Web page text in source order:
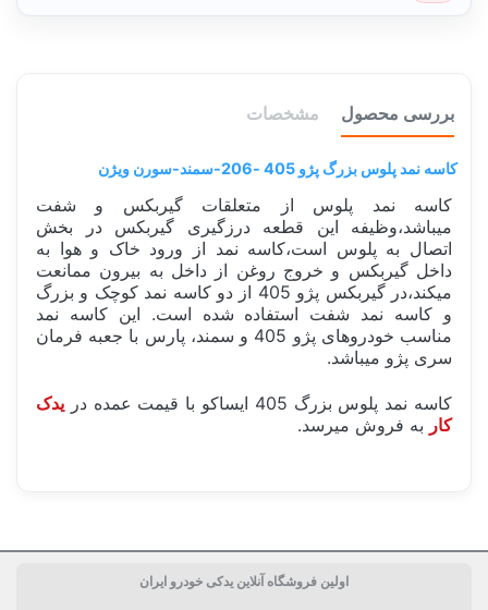
بررسی محصول مشخصات
کاسه نمد پلوس بزرگ پژو 405 -206-سمند-سورن ویژن
کاسه نمد پلوس از متعلقات گیربکس و شفت
میباشد،وظیفه این قطعه درزگیری گیربکس در بخش
اتصال به پلوس است،کاسه نمد از ورود خاک و هوا به
داخل گیربکس و خروج روغن از داخل به بیرون ممانعت
میکند،در گیربکس پژو 405 از دو کاسه نمد کوچک و بزرگ
و کاسه نمد شفت استفاده شده است. این کاسه نمد
مناسب خودروهای پژو 405 و سمند، پارس با جعبه فرمان
سری پژو میباشد.
کاسه نمد پلوس بزرگ 405 ایساکو با قیمت عمده در
یدک
کار به فروش میرسد.
کاسه نمد
اولین فروشگاه آنلاین یدکی خودرو ایران